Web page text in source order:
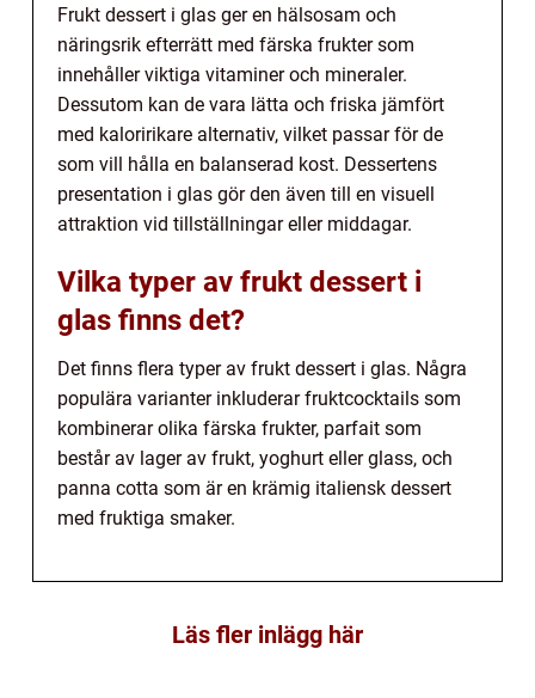
Frukt dessert i glas ger en hälsosam och
näringsrik efterrätt med färska frukter som
innehåller viktiga vitaminer och mineraler.
Dessutom kan de vara lätta och friska jämfört
med kaloririkare alternativ, vilket passar för de
som vill hålla en balanserad kost. Dessertens
presentation i glas gör den även till en visuell
attraktion vid tillställningar eller middagar.
Vilka typer av frukt dessert i
glas finns det?
Det finns flera typer av frukt dessert i glas. Några
populära varianter inkluderar fruktcocktails som
kombinerar olika färska frukter, parfait som
består av lager av frukt, yoghurt eller glass, och
panna cotta som är en krämig italiensk dessert
med fruktiga smaker.
Läs fler inlägg här